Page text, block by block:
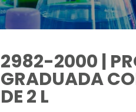
2982-2000 |
GRADUADA
DE 2 L